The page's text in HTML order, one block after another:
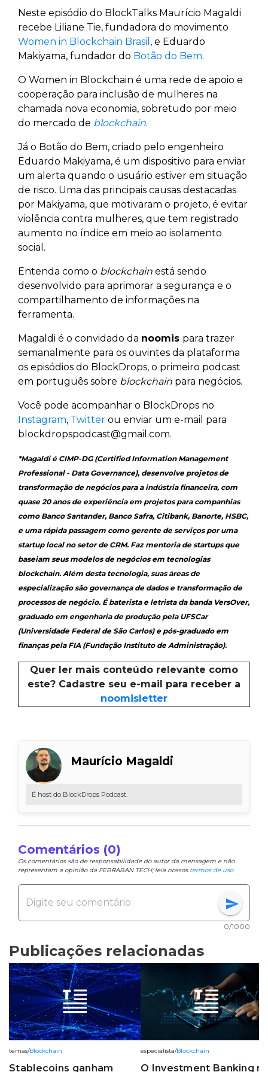
Neste episódio do BlockTalks Maurício Magaldi
recebe Liliane Tie, fundadora do movimento
Women in Blockchain Brasil , e Eduardo
Makiyama, fundador do Botão do Bem.
O Women in Blockchain é uma rede de apoio e
cooperação para inclusão de mulheres na
chamada nova economia, sobretudo por meio
do mercado de blockchain.
Já o Botão do Bem, criado pelo engenheiro
Eduardo Makiyama, é um dispositivo para enviar
um alerta quando o usuário estiver em situação
de risco. Uma das principais causas destacadas
por Makiyama, que motivaram o projeto, é evitar
violência contra mulheres, que tem registrado
aumento no índice em meio ao isolamento
social.
Entenda como o blockchain está sendo
desenvolvido para aprimorar a segurança e o
compartilhamento de informações na
ferramenta.
Magaldi é o convidado da noomis para trazer
semanalmente para os ouvintes da plataforma
os episódios do BlockDrops, o primeiro podcast
em português sobre blockchain para negócios.
Você pode acompanhar o BlockDrops no
Instagram, Twitter ou enviar um e-mail para
blockdropspodcast@gmail.com.
*Magaldi é CIMP-DG (Certified Information Management
Professional - Data Governance), desenvolve projetos de
transformação de negócios para a indústria financeira, com
quase 20 anos de experiência em projetos para companhias
como Banco Santander, Banco Safra, Citibank, Banorte, HSBC,
e uma rápida passagem como gerente de serviços por uma
startup local no setor de CRM. Faz mentoria de startups que
baseiam seus modelos de negócios em tecnologias
blockchain. Além desta tecnologia, suas áreas de
especialização são governança de dados e transformação de
processos de negócio. É baterista e letrista da banda VersOver,
graduado em engenharia de produção pela UFSCar
(Universidade Federal de São Carlos) e pós-graduado em
finanças pela FIA (Fundação Instituto de Administração).
Quer ler mais conteúdo relevante como
este? Cadastre seu e-mail para receber a
noomisletter
Maurício Magaldi
É host do BlockDrops Podcast.
Comentários (0)
Os comentários são de responsabilidade do autor da mensagem e não
representam a opinião da FEBRABAN TECH; leia nossos termos de uso
send
0/1000
Publicações relacionadas
temas/Blockchain
Stablecoins ganham
especialista/Blockchain
O Investment Banking